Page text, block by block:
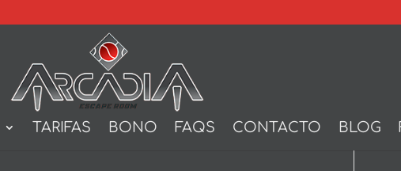
TARIFAS BONO FAQS CONTACTO BLOG